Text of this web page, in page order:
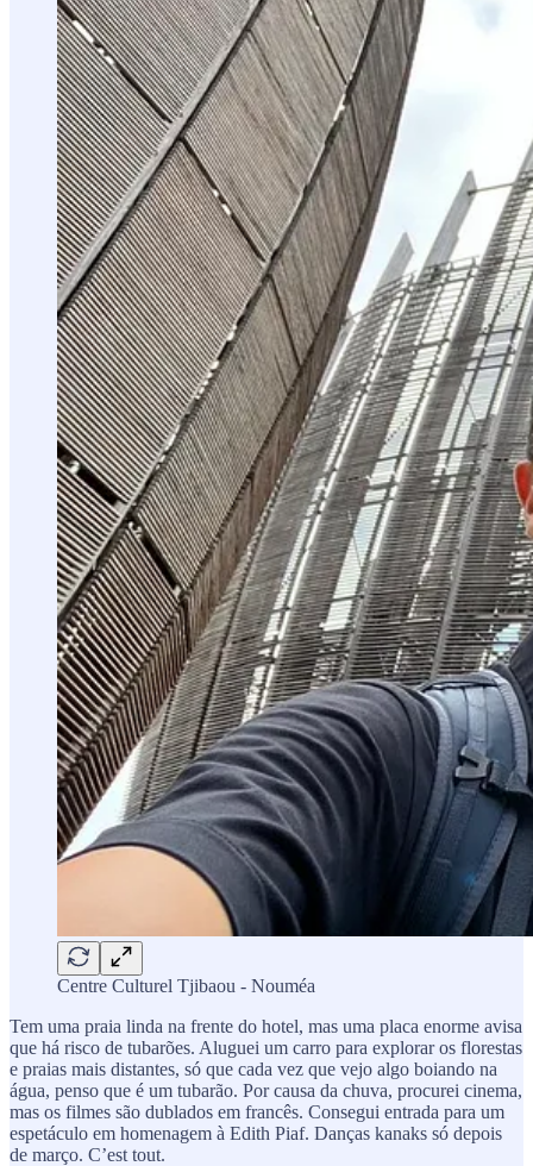
Centre Culturel Tjibaou - Nouméa
Tem uma praia linda na frente do hotel, mas uma placa enorme avisa
que há risco de tubarões. Aluguei um carro para explorar os florestas
e praias mais distantes, só que cada vez que vejo algo boiando na
água, penso que é um tubarão. Por causa da chuva, procurei cinema,
mas os filmes são dublados em francês. Consegui entrada para um
espetáculo em homenagem à Edith Piaf. Danças kanaks só depois
de março. C’est tout.